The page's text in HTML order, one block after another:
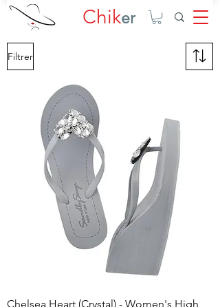
Chiker
Filtrer
Chelsea Heart (Crystal) - Women's High